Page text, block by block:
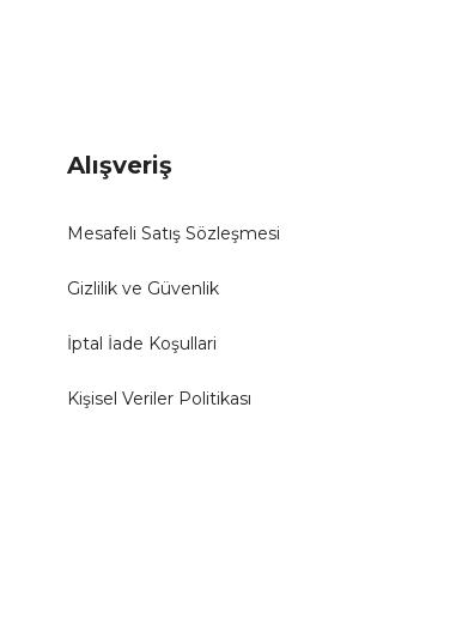
Alışveriş
Mesafeli Satış Sözleşmesi
Gizlilik ve Güvenlik
İptal İade Koşullari
Kişisel Veriler Politikası